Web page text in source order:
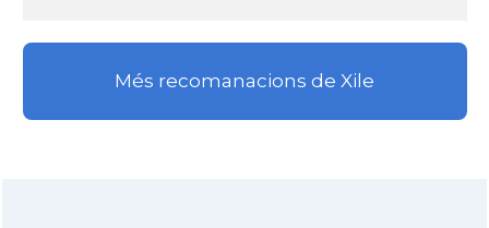
Més recomanacions de Xile